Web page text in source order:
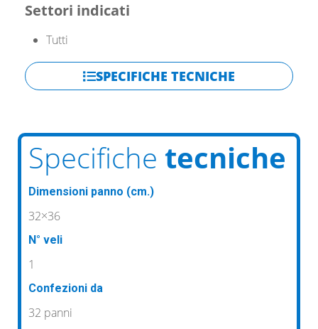
Settori indicati
Tutti
SPECIFICHE TECNICHE
Specifiche tecniche
Dimensioni panno (cm.)
32×36
N° veli
1
Confezioni da
32 panni